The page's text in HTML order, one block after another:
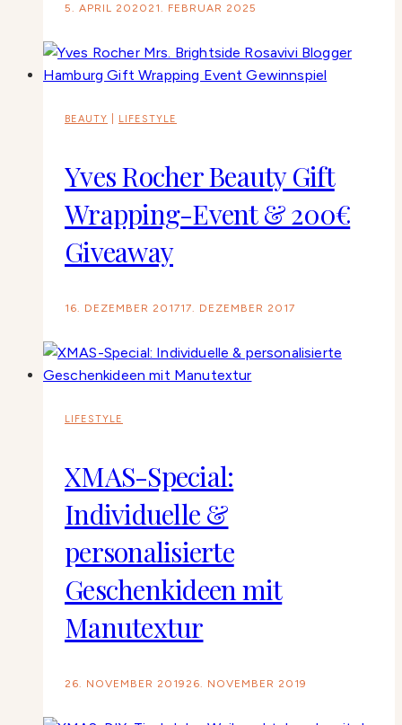
5. APRIL 2020 21. FEBRUAR 2025
BEAUTY LIFESTYLE
Yves Rocher Beauty Gift
Wrapping-Event & 200€
Giveaway
16. DEZEMBER 201717. DEZEMBER 2017
LIFESTYLE
XMAS-Special:
Individuelle &
personalisierte
Geschenkideen mit
Manutextur
26. NOVEMBER 2019 26. NOVEMBER 2019